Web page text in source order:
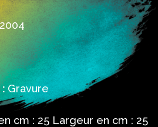
2004
Gravure
cm : 25 Largeur en cm : 25